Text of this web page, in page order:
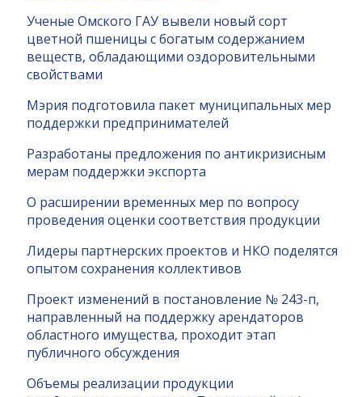
Ученые Омского ГАУ вывели новый сорт
цветной пшеницы с богатым содержанием
веществ, обладающими оздоровительными
свойствами
Мэрия подготовила пакет муниципальных мер
поддержки предпринимателей
Разработаны предложения по антикризисным
мерам поддержки экспорта
О расширении временных мер по вопросу
проведения оценки соответствия продукции
Лидеры партнерских проектов и НКО поделятся
опытом сохранения коллективов
Проект изменений в постановление № 243-п,
направленный на поддержку арендаторов
областного имущества, проходит этап
публичного обсуждения
Объемы реализации продукции